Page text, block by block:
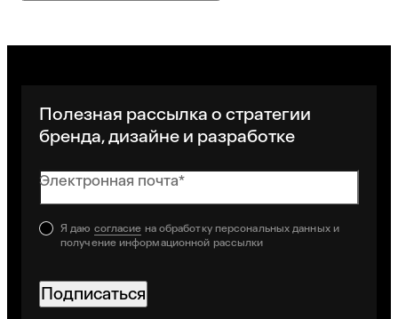
Полезная рассылка о стратегии
бренда, дизайне и разработке
Электронная почта*
Я даю согласие на обработку персональных данных и
получение информационной рассылки
Подписаться